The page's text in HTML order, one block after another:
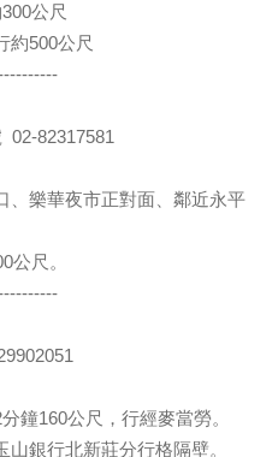
公尺
約500公尺
02-82317581
、樂華夜市正對面、鄰近永平
公尺。
鐘160公尺，行經麥當勞。
銀行北新莊分行格隔壁。